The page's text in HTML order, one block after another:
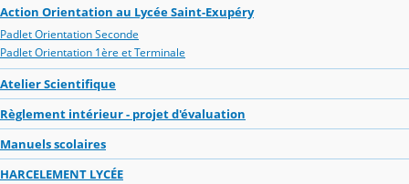
Action Orientation au Lycée Saint-Exupéry
Padlet Orientation Seconde
Padlet Orientation 1ère et Terminale
Atelier Scientifique
Règlement intérieur - projet d'évaluation
Manuels scolaires
HARCELEMENT LYCÉE